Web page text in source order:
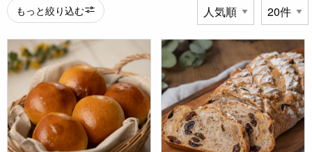
もっと絞り込む